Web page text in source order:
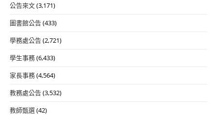
公告來文(3,171)
圖書館公告(433)
學務處公告(2,721)
學生事務(6,433)
家長事務(4,564)
教務處公告(3,532)
教師甄選(42)